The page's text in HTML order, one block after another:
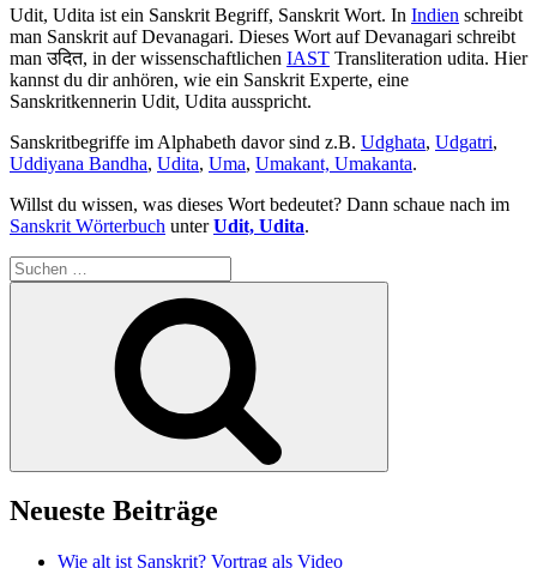
anzeigen
Udit, Udita ist ein Sanskrit Begriff, Sanskrit Wort. In Indien schreibt
man Sanskrit auf Devanagari. Dieses Wort auf Devanagari schreibt
man उदित, in der wissenschaftlichen IAST Transliteration udita. Hier
kannst du dir anhören, wie ein Sanskrit Experte, eine
Sanskritkennerin Udit, Udita ausspricht.
Sanskritbegriffe im Alphabeth davor sind z.B. Udghata, Udgatri,
Uddiyana Bandha, Udita, Uma, Umakant, Umakanta.
Willst du wissen, was dieses Wort bedeutet? Dann schaue nach im
Sanskrit Wörterbuch unterUdit, Udita.
Suchen
nach:
Neueste Beiträge
Wie alt ist Sanskrit? Vortrag als Video